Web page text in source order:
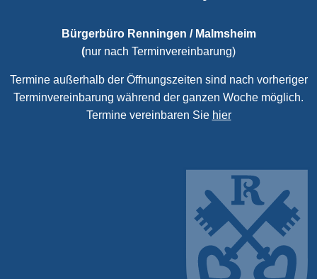
Bürgerbüro Renningen / Malmsheim
(nur nach Terminvereinbarung)
Termine außerhalb der Öffnungszeiten sind nach vorheriger
Terminvereinbarung während der ganzen Woche möglich.
Termine vereinbaren Sie hier